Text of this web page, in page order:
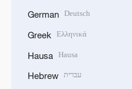
German Deutsch
Greek Ελληνικά
Hausa Hausa
Hebrew עברית